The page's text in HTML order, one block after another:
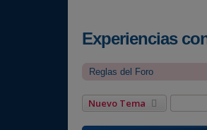
Experiencias
Reglas del Foro
Nuevo Tema